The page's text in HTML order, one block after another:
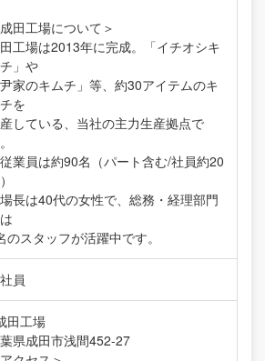
田工場について＞
工場は2013年に完成。「イチオシキ
」や
尹家のキムチ」等、約30アイテムのキ
を
している、当社の主力生産拠点で
業員は約90名（パート含む/社員約20
長は40代の女性で、総務・経理部門
のスタッフが活躍中です。
員
田工場
県成田市浅間452-27